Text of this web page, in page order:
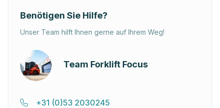
Benötigen Sie Hilfe?
Unser Team hilft Ihnen gerne auf Ihrem Weg!
Team Forklift Focus
+31 (0)53 2030245